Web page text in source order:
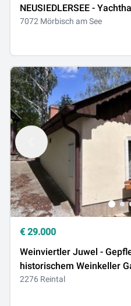
7072 Mörbisch am See
€ 29.000
Weinviertler Juwel -
2276 Reintal